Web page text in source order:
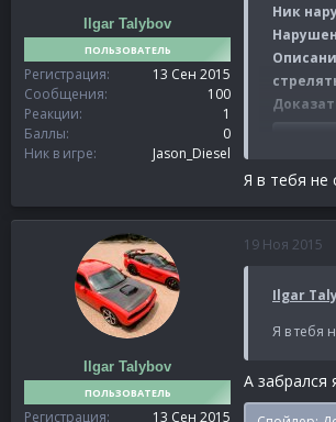
Ilgar Talybov
ПОЛЬЗОВАТЕЛЬ
Регистрация
13 Сен 2015
Сообщения
100
Реакции
1
Баллы
0
Ник в игре
Jason_Diesel
Ник
Я в тебя не
Ilgar Talybov
ПОЛЬЗОВАТЕЛЬ
Регистрация
13 Сен 2015
19 Ноя 2015
Ilgar
Я в тебя
А забрался